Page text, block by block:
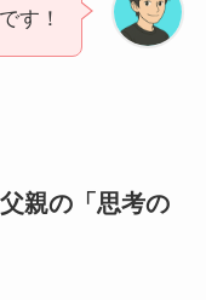
す！
親の「思考の